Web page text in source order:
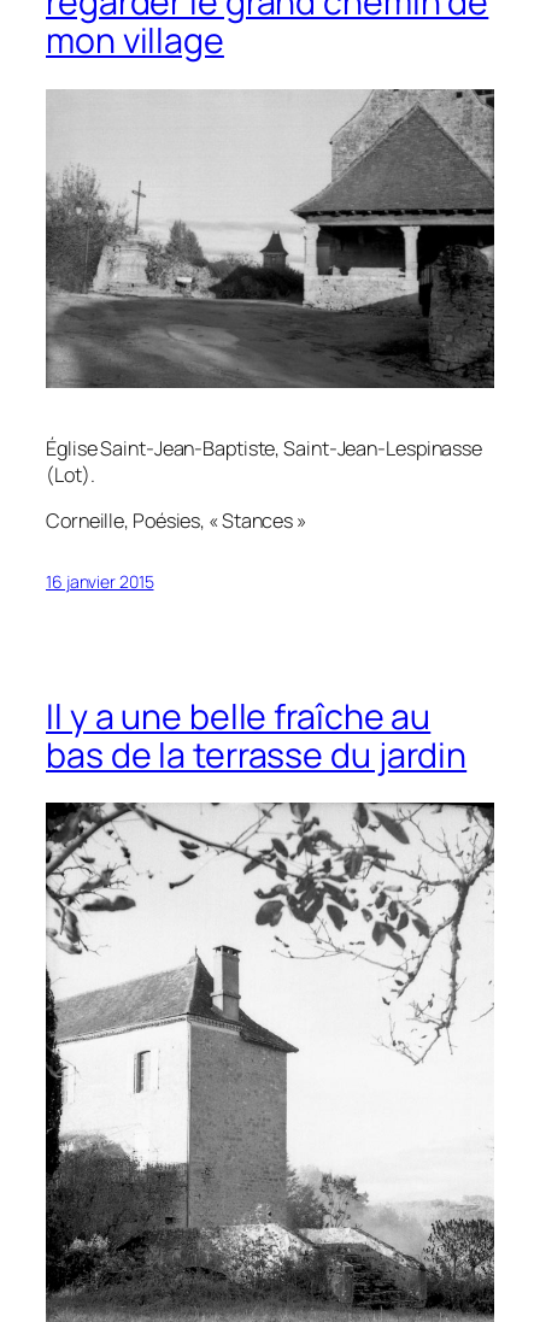
mon village
Église Saint-Jean-Baptiste, Saint-Jean-Lespinasse
(Lot).
Corneille, Poésies, « Stances »
16 janvier 2015
Il y a une belle fraîche au
bas de la terrasse du jardin